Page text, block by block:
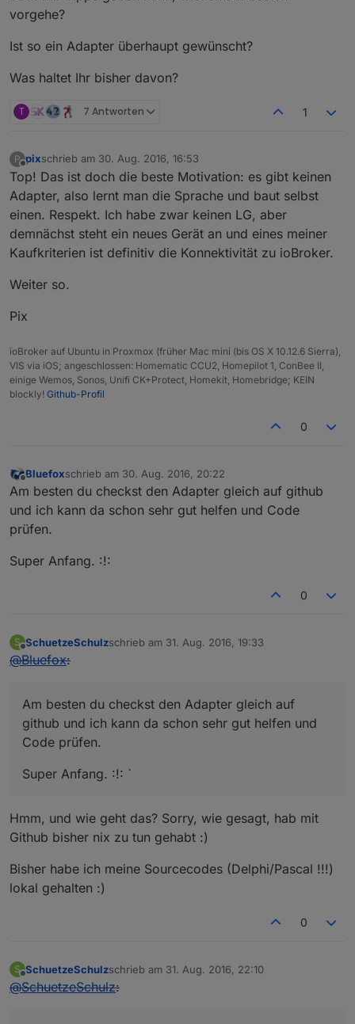
vorgehe?
Ist so ein Adapter überhaupt gewünscht?
Was haltet Ihr bisher davon?
T 7 Antworten 1
P
Offline
pixschrieb am 30. Aug. 2016, 16:53
zuletzt editiert von
Top! Das ist doch die beste Motivation: es gibt keinen
Adapter, also lernt man die Sprache und baut selbst
einen. Respekt. Ich habe zwar keinen LG, aber
demnächst steht ein neues Gerät an und eines meiner
Kaufkriterien ist definitiv die Konnektivität zu ioBroker.
Weiter so.
Pix
ioBroker auf Ubuntu in Proxmox (früher Mac mini (bis OS X 10.12.6 Sierra),
VIS via iOS; angeschlossen: Homematic CCU2, Homepilot 1, ConBee II,
einige Wemos, Sonos, Unifi CK+Protect, Homekit, Homebridge; KEIN
blockly! Github-Profil
0
Offline
Bluefoxschrieb am 30. Aug. 2016, 20:22
zuletzt editiert von
Am besten du checkst den Adapter gleich auf github
und ich kann da schon sehr gut helfen und Code
prüfen.
Super Anfang. :!:
0
S
Offline
SchuetzeSchulzschrieb am 31. Aug. 2016, 19:33
zuletzt editiert von
@Bluefox:
Am besten du checkst den Adapter gleich auf
github und ich kann da schon sehr gut helfen und
Code prüfen.
Super Anfang. :!: `
Hmm, und wie geht das? Sorry, wie gesagt, hab mit
Github bisher nix zu tun gehabt :)
Bisher habe ich meine Sourcecodes (Delphi/Pascal !!!)
lokal gehalten :)
0
S
Offline
SchuetzeSchulzschrieb am 31. Aug. 2016, 22:10
zuletzt editiert von
@SchuetzeSchulz: